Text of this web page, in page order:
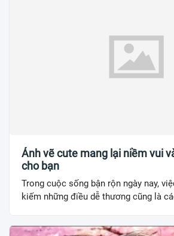
Ảnh vẽ cute mang lại niềm vui
cho bạn
Trong cuộc sống bận rộn ngày nay,
kiếm những điều dễ thương cũng là